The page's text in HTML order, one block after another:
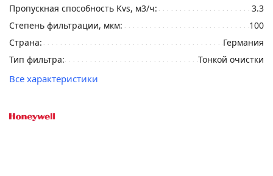
Пропускная способность Kvs, м3/ч:
3.3
Степень фильтрации, мкм:
100
Страна:
Германия
Тип фильтра:
Тонкой очистки
Все характеристики